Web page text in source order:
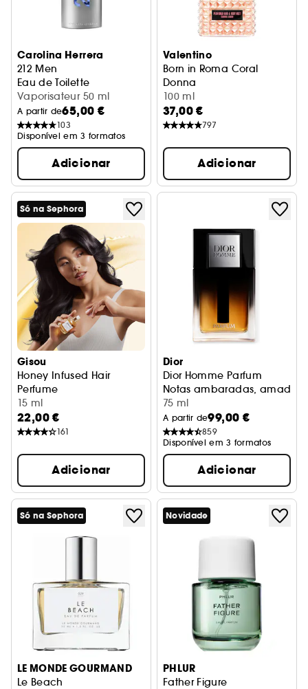
Carolina Herrera
212 Men
Eau de Toilette
Vaporisateur 50 ml
A partir de65,00 €
103
Disponível em 3 formatos
Adicionar
Valentino
Born in Roma Coral
Donna
Bruma Corporal
100 ml
37,00 €
797
Adicionar
Só na Sephora
Gisou
Honey Infused Hair
Perfume
Wildflower Honey
15 ml
22,00 €
161
Adicionar
Dior
Dior Homme Parfum
Notas ambaradas,
75 ml
A partir de99,00 €
859
Disponível em 3 formatos
Adicionar
Só na Sephora
LE MONDE GOURMAND
Le Beach
Novidade
PHLUR
Father Figure